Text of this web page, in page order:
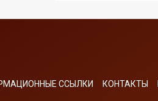
ССЫЛКИ КОНТАКТЫ